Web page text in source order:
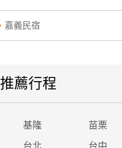
嘉義民宿
推薦行程
基隆 苗栗
台北 台中